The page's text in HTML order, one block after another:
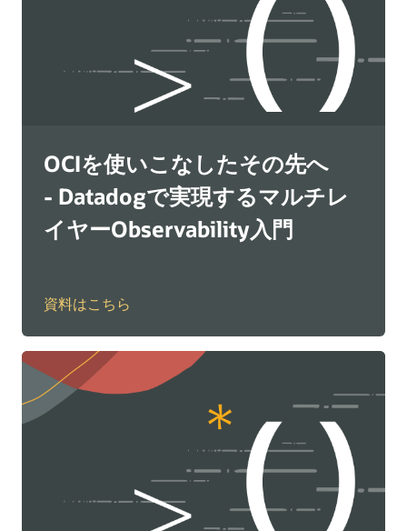
OCIを使いこなしたその先へ
- Datadogで実現するマルチレ
イヤーObservability入門
資料はこちら